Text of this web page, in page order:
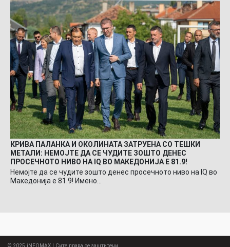
КРИВА ПАЛАНКА И ОКОЛИНАТА ЗАТРУЕНА СО ТЕШКИ
МЕТАЛИ: НЕМОЈТЕ ДА СЕ ЧУДИТЕ ЗОШТО ДЕНЕС
ПРОСЕЧНОТО НИВО НА IQ ВО МАКЕДОНИЈА Е 81.9!
Немојте да се чудите зошто денес просечното ниво на IQ во
Македонија е 81.9! Имено…
© 2025 iNFOMAX | Сите права се заштитени